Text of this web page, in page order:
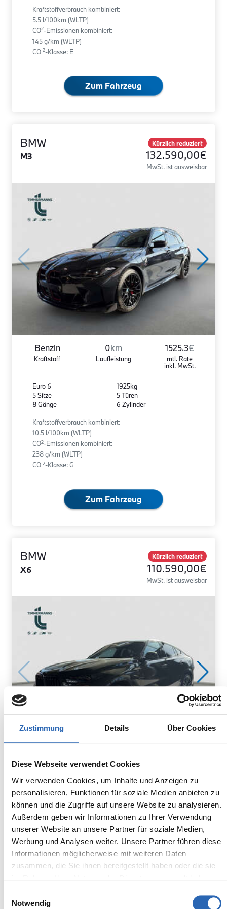
Zustimmung Details Über Cookies
Diese Webseite verwendet Cookies
Wir verwenden Cookies, um Inhalte und Anzeigen zu
personalisieren, Funktionen für soziale Medien anbieten zu
können und die Zugriffe auf unsere Website zu analysieren.
Außerdem geben wir Informationen zu Ihrer Verwendung
unserer Website an unsere Partner für soziale Medien,
Werbung und Analysen weiter. Unsere Partner führen diese
Informationen möglicherweise mit weiteren Daten
zusammen, die Sie ihnen bereitgestellt haben oder die sie
Notwendig
Kraftstoffverbrauch kombiniert:
5.5 l/100km (WLTP)
CO2-Emissionen kombiniert:
145 g/km (WLTP)
CO 2-Klasse: E
Zum Fahrzeug
BMW
M3
Kürzlich reduziert
132.590,00€
MwSt. ist ausweisbar
Benzin
Kraftstoff
0km
Laufleistung
1525.3€
mtl. Rate
inkl. MwSt.
Euro 6
5 Sitze
8 Gänge
1925kg
5 Türen
6 Zylinder
Kraftstoffverbrauch kombiniert:
10.5 l/100km (WLTP)
CO2-Emissionen kombiniert:
238 g/km (WLTP)
CO 2-Klasse: G
Zum Fahrzeug
BMW
X6
Kürzlich reduziert
110.590,00€
MwSt. ist ausweisbar
Diesel 0km
inkl. MwSt.
5 Sitze
8 Gänge
5 Türen
6 Zylinder
7.5 l/100km (WLTP)
CO2-Emissionen kombiniert:
196 g/km (WLTP)